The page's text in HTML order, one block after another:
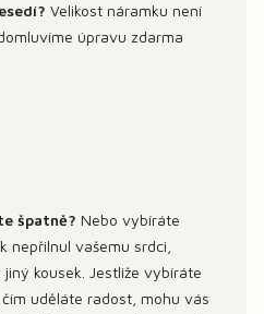
Velikost náramku není
úpravu zdarma
špatně? Nebo vybíráte
nepřilnul vašemu srdci,
kousek. Jestliže vybíráte
uděláte radost, mohu vás